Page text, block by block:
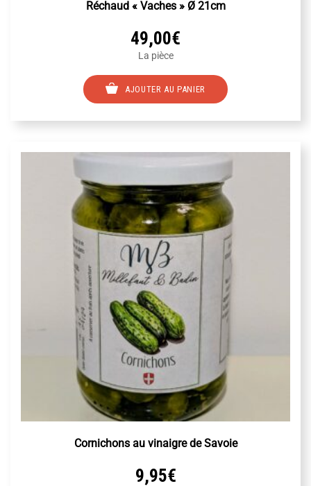
Réchaud « Vaches » Ø 21cm
49,00€
La pièce
AJOUTER AU PANIER
Cornichons au vinaigre de Savoie
9,95€